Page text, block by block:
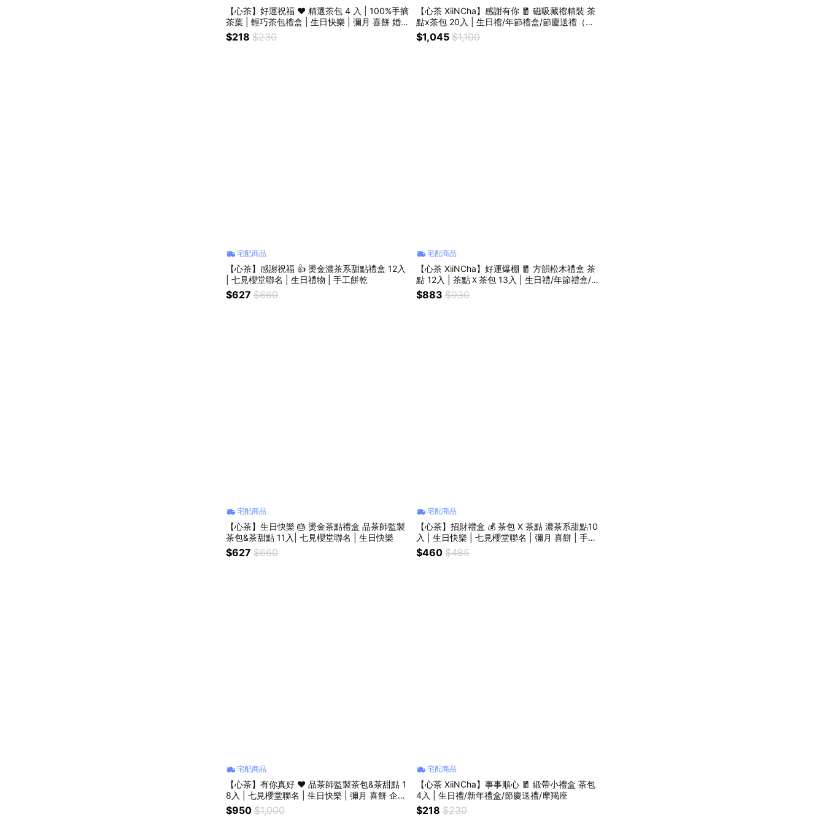
【心茶】好運祝福 ❤️ 精選茶包 4 入 | 100%手摘
茶葉 | 輕巧茶包禮盒 | 生日快樂 | 彌月 喜餅 婚
禮 企業贈禮
$218 $230
【心茶 XiiNCha】感謝有你 🧧 磁吸藏禮精裝 茶
點x茶包 20入 | 生日禮/年節禮盒/節慶送禮（附
贈提袋）
$1,045 $1,100
宅配商品
【心茶】感謝祝福 👍 燙金濃茶系甜點禮盒 12入
| 七見櫻堂聯名 | 生日禮物 | 手工餅乾
$627 $660
宅配商品
【心茶 XiiNCha】好運爆棚 🧧 方韻松木禮盒 茶
點 12入 | 茶點Ｘ茶包 13入 | 生日禮/年節禮盒/
節慶送禮
$883 $930
宅配商品
【心茶】生日快樂 🎂 燙金茶點禮盒 品茶師監製
茶包&茶甜點 11入| 七見櫻堂聯名 | 生日快樂
$627 $660
宅配商品
【心茶】招財禮盒 💰 茶包 X 茶點 濃茶系甜點10
入 | 生日快樂 | 七見櫻堂聯名 | 彌月 喜餅 | 手工
餅乾 | 100% 手採茶葉製
$460 $485
宅配商品
【心茶】有你真好 ❤️ 品茶師監製茶包&茶甜點 1
8入 | 七見櫻堂聯名 | 生日快樂 | 彌月 喜餅 企業
贈禮
$950 $1,000
宅配商品
【心茶 XiiNCha】事事順心 🧧 緞帶小禮盒 茶包
4入 | 生日禮/新年禮盒/節慶送禮/摩羯座
$218 $230